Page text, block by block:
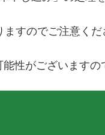
すのでご注意くだ
がございますの